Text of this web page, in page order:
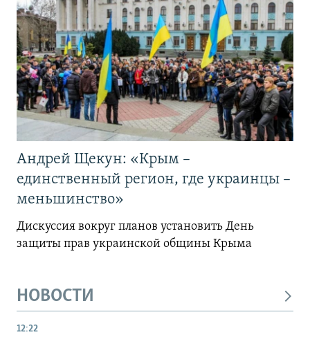
Андрей Щекун: «Крым –
единственный регион, где украинцы –
меньшинство»
Дискуссия вокруг планов установить День
защиты прав украинской общины Крыма
НОВОСТИ
12:22